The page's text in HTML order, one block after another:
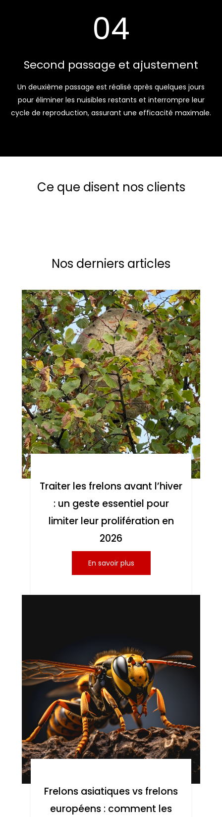
04
Second passage et ajustement
Un deuxième passage est réalisé après quelques jours
pour éliminer les nuisibles restants et interrompre leur
cycle de reproduction, assurant une efficacité maximale.
Ce que disent nos clients
Nos derniers articles
Traiter les frelons avant l’hiver
: un geste essentiel pour
limiter leur prolifération en
2026
En savoir plus
Frelons asiatiques vs frelons
européens : comment les